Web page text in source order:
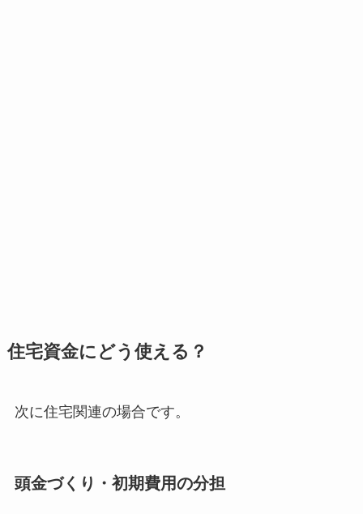
住宅資金にどう使える？
次に住宅関連の場合です。
頭金づくり・初期費用の分担